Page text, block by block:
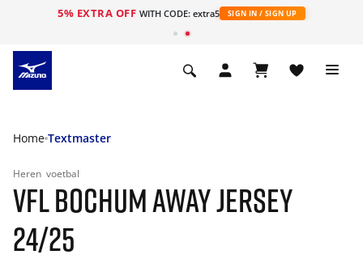
5% EXTRA OFF WITH CODE: extra5 SIGN IN / SIGN UP
Home Textmaster
Heren voetbal
VFL BOCHUM AWAY JERSEY
24/25